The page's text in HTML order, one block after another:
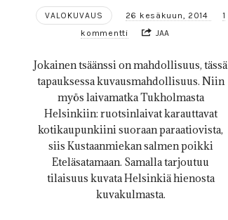
VALOKUVAUS 26 kesäkuun, 2014
1
kommentti
JAA
Jokainen tsäänssi on mahdollisuus, tässä
tapauksessa kuvausmahdollisuus. Niin
myös laivamatka Tukholmasta
Helsinkiin: ruotsinlaivat karauttavat
kotikaupunkiini suoraan paraatiovista,
siis Kustaanmiekan salmen poikki
Eteläsatamaan. Samalla tarjoutuu
tilaisuus kuvata Helsinkiä hienosta
kuvakulmasta.